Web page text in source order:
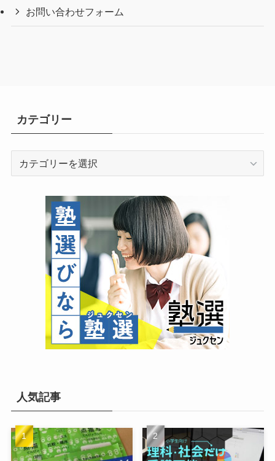
お問い合わせフォーム
カテゴリー
人気記事